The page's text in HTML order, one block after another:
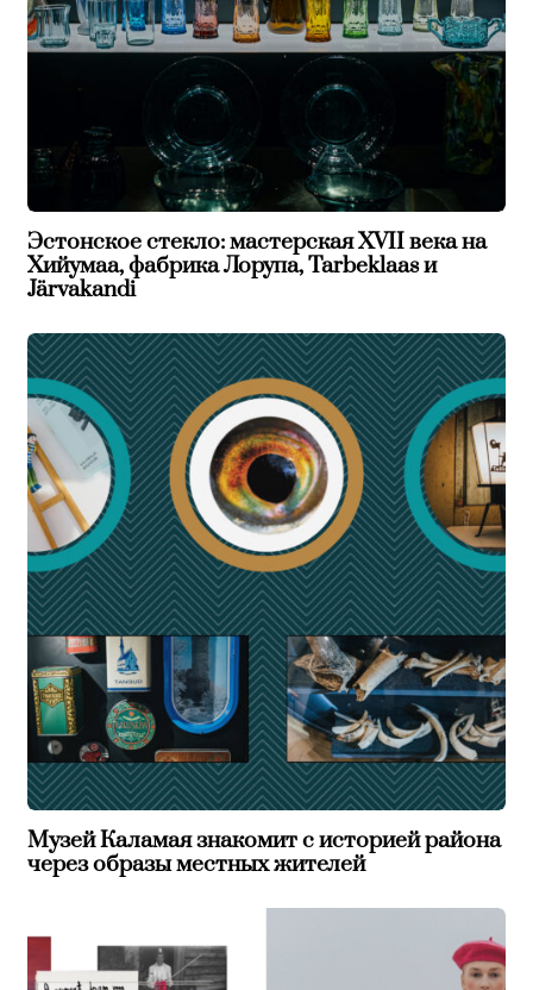
Эстонское стекло: мастерская XVII века на
Хийумаа, фабрика Лорупа, Tarbeklaas и
Järvakandi
Музей Каламая знакомит с историей района
через образы местных жителей